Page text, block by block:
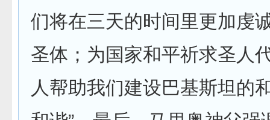
们将在三天的时间里更加虔
圣体；为国家和平祈求圣人
人帮助我们建设巴基斯坦的